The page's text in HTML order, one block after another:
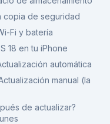
copia de seguridad
Fi y batería
18 en tu iPhone
automática
manual (la
de actualizar?